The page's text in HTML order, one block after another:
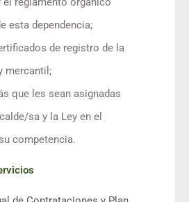
esta dependencia;
de registro de la
mercantil;
que les sean asignadas
sa y la Ley en el
competencia.